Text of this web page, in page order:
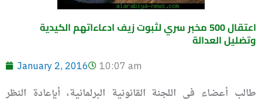
اعتقال 500 مخبر سري لثبوت زيف ادعاءاتهم الكيدية
وتضليل العدالة
January 2, 2016 10:07 am
طالب أعضاء في اللجنة القانونية البرلمانية، أبإعادة النظر